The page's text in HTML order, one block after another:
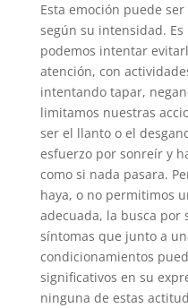
Esta emoción puede
según su intensidad.
podemos intentar
atención, con
intentando tapar,
limitamos nuestras
ser el llanto o el
esfuerzo por sonreír y
como si nada pasara.
haya, o no permitimos
adecuada, la busca por
síntomas que junto a
condicionamientos
significativos en su
ninguna de estas